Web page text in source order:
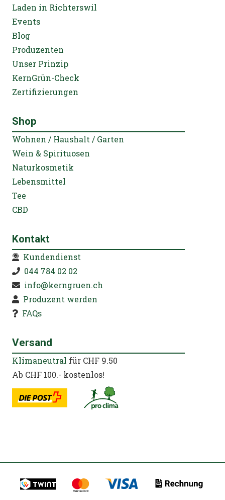
Laden in Richterswil
Events
Blog
Produzenten
Unser Prinzip
KernGrün-Check
Zertifizierungen
Shop
Wohnen / Haushalt / Garten
Wein & Spirituosen
Naturkosmetik
Lebensmittel
Tee
CBD
Kontakt
Kundendienst
044 784 02 02
info@kerngruen.ch
Produzent werden
FAQs
Versand
Klimaneutral für CHF 9.50
Ab CHF 100.- kostenlos!